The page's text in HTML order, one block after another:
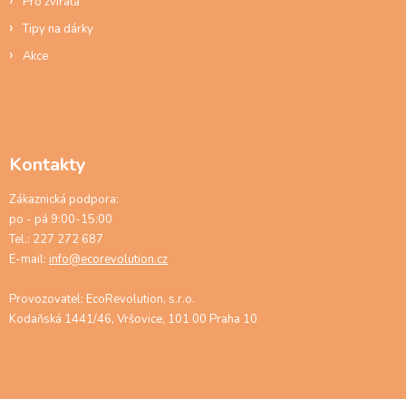
Tipy na dárky
Akce
Kontakty
Zákaznická podpora:
po - pá 9:00-15:00
Tel.: 227 272 687
E-mail: info@ecorevolution.cz
Provozovatel: EcoRevolution, s.r.o.
Kodaňská 1441/46, Vršovice, 101 00 Praha 10